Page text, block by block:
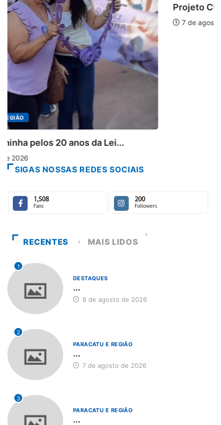
Projeto CUTUCAR abre nova edição e semeia...
7 de agosto de 2026
SIGAS NOSSAS REDES SOCIAIS
1,508
Fans
200
Followers
RECENTES MAIS LIDOS
1
DESTAQUES
...
8 de agosto de 2026
2
PARACATU E REGIÃO
...
7 de agosto de 2026
3
PARACATU E REGIÃO
...